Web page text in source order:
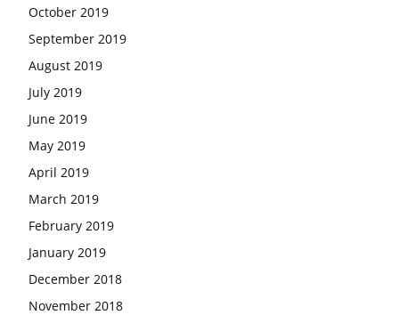
October 2019
September 2019
August 2019
July 2019
June 2019
May 2019
April 2019
March 2019
February 2019
January 2019
December 2018
November 2018